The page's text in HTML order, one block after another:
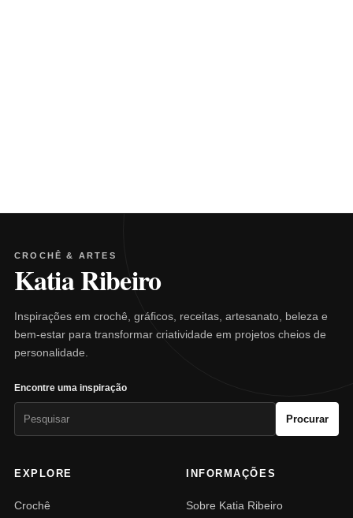
CROCHÊ & ARTES
Katia Ribeiro
Inspirações em crochê, gráficos, receitas, artesanato, beleza e
bem-estar para transformar criatividade em projetos cheios de
personalidade.
Encontre uma inspiração
Procurar
EXPLORE
Crochê
INFORMAÇÕES
Sobre Katia Ribeiro